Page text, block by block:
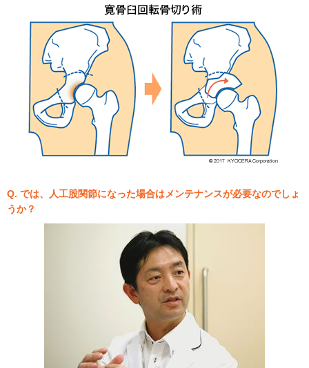
Q. では、人工股関節になった場合はメンテナンスが必要なのでしょ
うか？